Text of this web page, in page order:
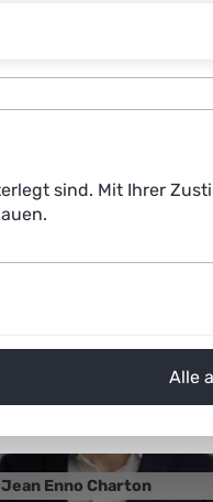
5.2, Hub 2
Jean Enno Charton
sind. Mit Ihrer
Alle